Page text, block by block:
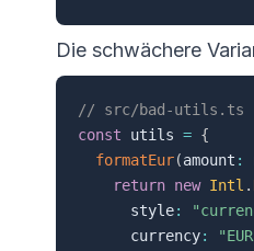
Die schwächere
// src/bad-utils.ts
const utils = {
formatEur(amount :
return new Intl .
      style
:
      currency
: